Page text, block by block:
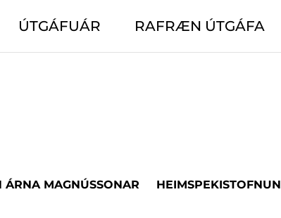
ÚTGÁFUÁR RAFRÆN ÚTGÁFA
ÁRNA MAGNÚSSONAR HEIMSPEKISTOFNUN